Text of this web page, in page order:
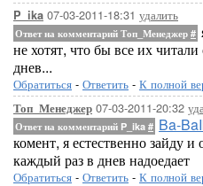
P_ika 07-03-2011-18:31 удалить
Ответ на комментарий Топ_Менеджер #
не хотят, что бы все их
днев...
Обратиться - Ответить - К полной
Топ_Менеджер 07-03-2011-20:32
Ответ на комментарий P_ika # Ba-
комент, я естественно зайду и
каждый раз в днев надоедает
Обратиться - Ответить - К полной